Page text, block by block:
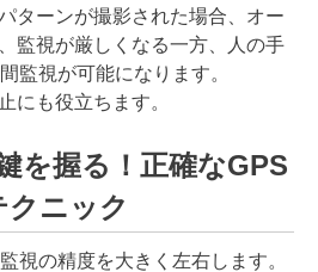
ターンが撮影された場合、オー
監視が厳しくなる一方、人の手
監視が可能になります。
にも役立ちます。
を握る！正確なGPS
クニック
視の精度を大きく左右します。